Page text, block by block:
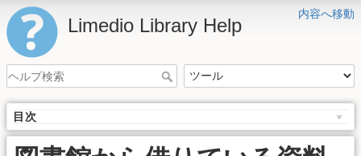
内容へ移動
Limedio Library Help
目次